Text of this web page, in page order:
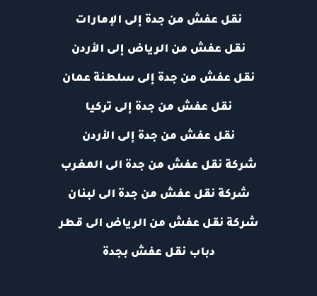
نقل عفش من جدة إلى الإمارات
نقل عفش من الرياض إلى الأردن
نقل عفش من جدة إلى سلطنة عمان
نقل عفش من جدة إلى تركيا
نقل عفش من جدة إلى الأردن
شركة نقل عفش من جدة الى المغرب
شركة نقل عفش من جدة الى لبنان
شركة نقل عفش من الرياض الى قطر
دباب نقل عفش بجدة